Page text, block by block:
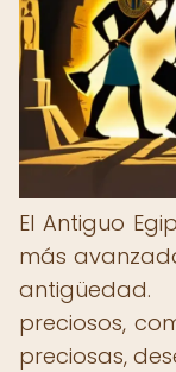
El Antiguo
más
antigüedad.
preciosos,
preciosas,